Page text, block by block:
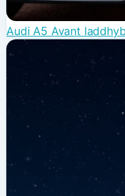
Audi A5 Avant